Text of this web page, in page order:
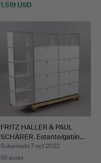
1.519 USD
FRITZ HALLER & PAUL
SCHÄRER. Estante/gabin…
Subastado 7 oct 2022
56 pujas